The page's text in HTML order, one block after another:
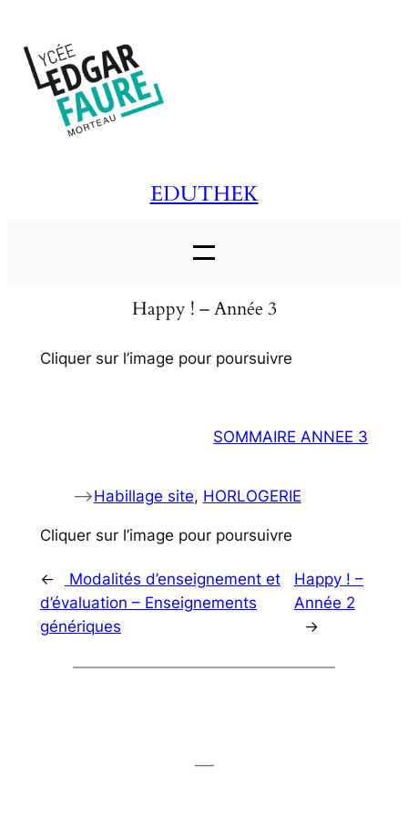
au
contenu
EDUTHEK
Happy ! – Année 3
Cliquer sur l’image pour poursuivre
SOMMAIRE ANNEE 3
–>Habillage site, HORLOGERIE
Cliquer sur l’image pour poursuivre
←
Modalités d’enseignement et
d’évaluation – Enseignements
génériques
Happy ! –
Année 2
→